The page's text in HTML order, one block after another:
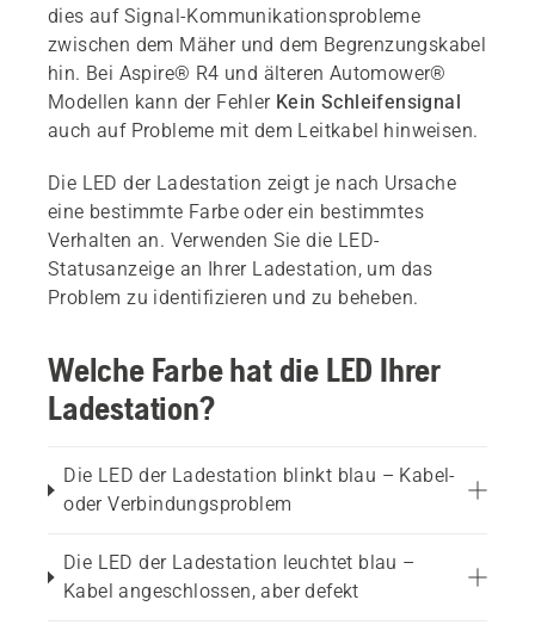
dies auf Signal-Kommunikationsprobleme
zwischen dem Mäher und dem Begrenzungskabel
hin. Bei Aspire® R4 und älteren Automower®
Modellen kann der Fehler Kein Schleifensignal
auch auf Probleme mit dem Leitkabel hinweisen.
Die LED der Ladestation zeigt je nach Ursache
eine bestimmte Farbe oder ein bestimmtes
Verhalten an. Verwenden Sie die LED-
Statusanzeige an Ihrer Ladestation, um das
Problem zu identifizieren und zu beheben.
Welche Farbe hat die LED Ihrer
Ladestation?
Die LED der Ladestation blinkt blau – Kabel-
oder Verbindungsproblem
Die LED der Ladestation leuchtet blau –
Kabel angeschlossen, aber defekt